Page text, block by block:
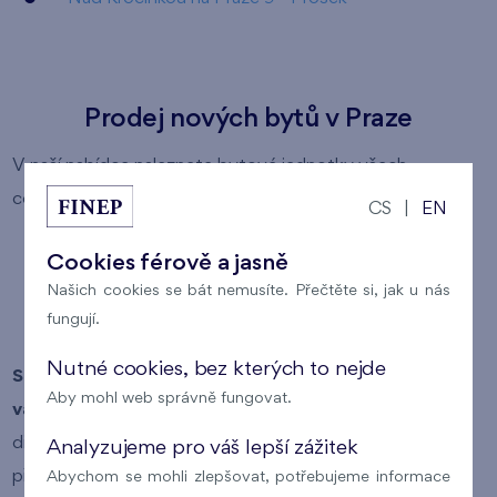
Prodej nových bytů v Praze
V naší nabídce naleznete bytové jednotky všech
cenových kategorií:
byty střední kategorie
luxusní byty
Snadno si tak můžete vybrat byt, který odpovídá
vašim požadavkům
(lokalita, typ vlastnictví bytu,
dispozice bytu, plocha bytu a cena bytu). Pokud si v
přehledu nabízených bytů kliknete na číslo konkrétního
CS EN
Cookies férově a jasně
Našich cookies se bát nemusíte. Přečtěte si, jak u nás
fungují.
Nutné cookies, bez kterých to nejde
Aby mohl web správně fungovat.
Analyzujeme pro váš lepší zážitek
Abychom se mohli zlepšovat, potřebujeme informace